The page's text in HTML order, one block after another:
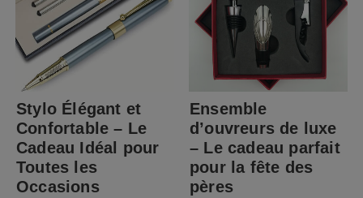
Stylo Élégant et
Confortable – Le
Cadeau Idéal pour
Toutes les
Occasions
Ensemble
d’ouvreurs de luxe
– Le cadeau parfait
pour la fête des
pères